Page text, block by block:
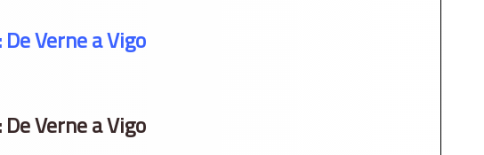
Verne a Vigo
Verne a Vigo